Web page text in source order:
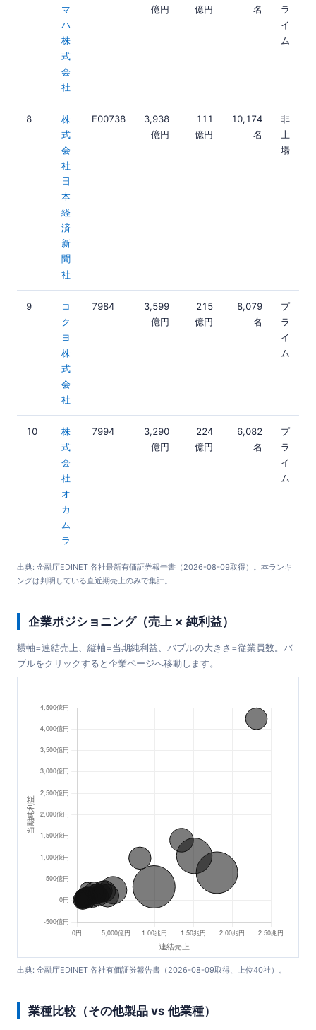
マ
ハ
株
式
会
社
億円
億円
名
ラ
イ
ム
8
株
式
会
社
日
本
経
済
新
聞
社
E00738
3,938
億円
111
億円
10,174
名
非
上
場
9
コ
ク
ヨ
株
式
会
社
7984
3,599
億円
215
億円
8,079
名
プ
ラ
イ
ム
10
株
式
会
社
オ
カ
ム
ラ
7994
3,290
億円
224
億円
6,082
名
プ
ラ
イ
ム
出典: 金融庁EDINET 各社最新有価証券報告書（2026-08-09取得）。本ランキ
ングは判明している直近期売上のみで集計。
企業ポジショニング（売上 × 純利益）
横軸=連結売上、縦軸=当期純利益、バブルの大きさ=従業員数。バ
ブルをクリックすると企業ページへ移動します。
出典: 金融庁EDINET 各社有価証券報告書（2026-08-09取得、上位40社）。
業種比較（その他製品 vs 他業種）